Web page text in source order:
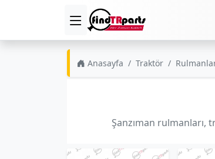
Anasayfa Traktör
Şanzıman rulmanları,